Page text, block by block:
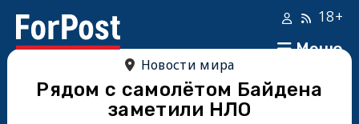
Меню
18+
Новости мира
Рядом с самолётом Байдена
заметили НЛО